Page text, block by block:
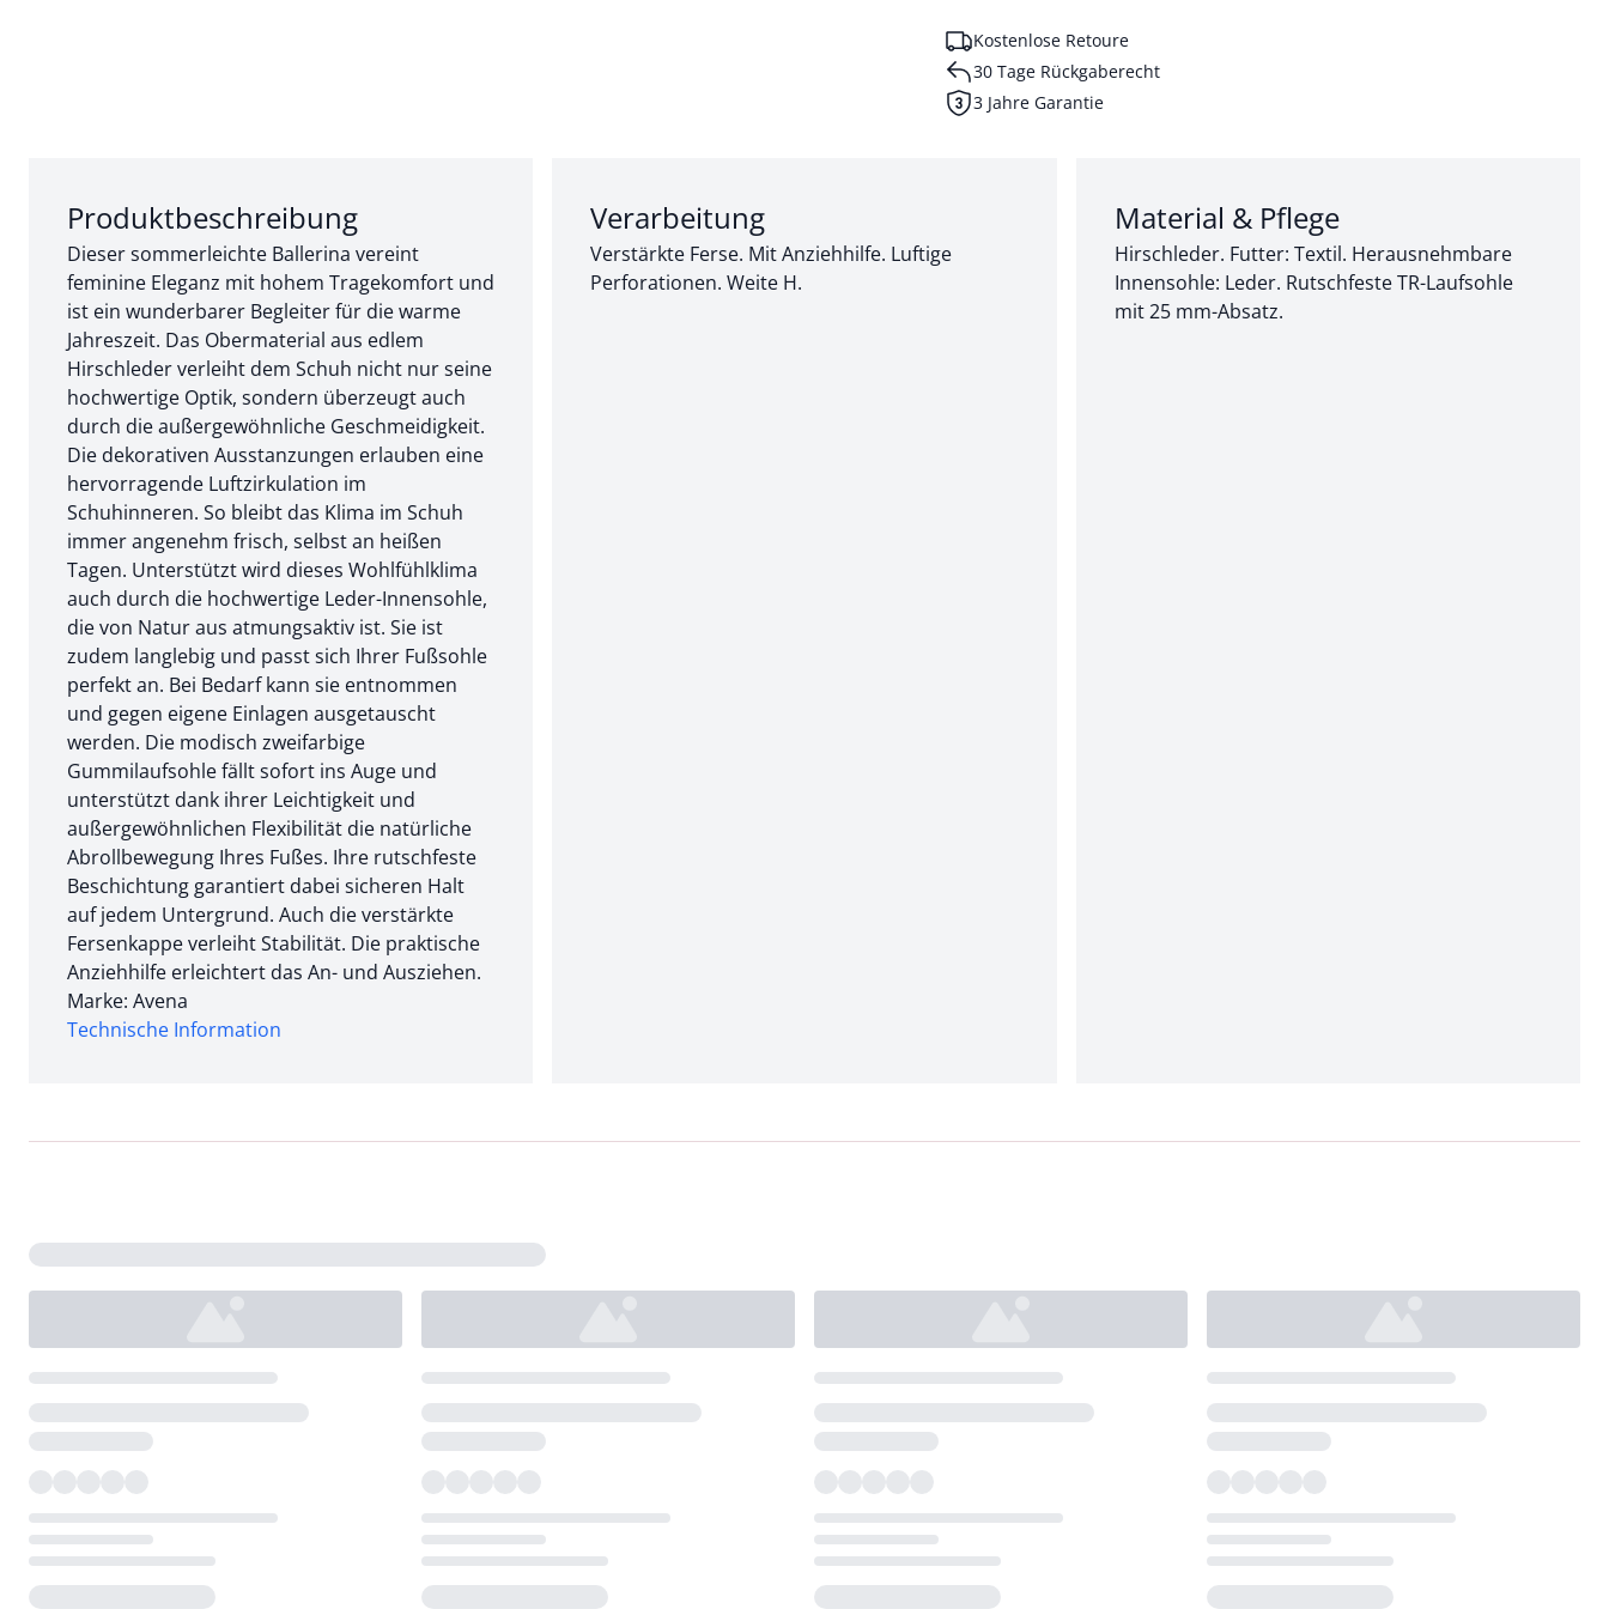
Kostenlose Retoure
30 Tage Rückgaberecht
3 Jahre Garantie
Abschnitt 1 von 3:
Produktbeschreibung
Dieser sommerleichte Ballerina vereint
feminine Eleganz mit hohem Tragekomfort und
ist ein wunderbarer Begleiter für die warme
Jahreszeit. Das Obermaterial aus edlem
Hirschleder verleiht dem Schuh nicht nur seine
hochwertige Optik, sondern überzeugt auch
durch die außergewöhnliche Geschmeidigkeit.
Die dekorativen Ausstanzungen erlauben eine
hervorragende Luftzirkulation im
Schuhinneren. So bleibt das Klima im Schuh
immer angenehm frisch, selbst an heißen
Tagen. Unterstützt wird dieses Wohlfühlklima
auch durch die hochwertige Leder-Innensohle,
die von Natur aus atmungsaktiv ist. Sie ist
zudem langlebig und passt sich Ihrer Fußsohle
perfekt an. Bei Bedarf kann sie entnommen
und gegen eigene Einlagen ausgetauscht
werden. Die modisch zweifarbige
Gummilaufsohle fällt sofort ins Auge und
unterstützt dank ihrer Leichtigkeit und
außergewöhnlichen Flexibilität die natürliche
Abrollbewegung Ihres Fußes. Ihre rutschfeste
Beschichtung garantiert dabei sicheren Halt
auf jedem Untergrund. Auch die verstärkte
Fersenkappe verleiht Stabilität. Die praktische
Anziehhilfe erleichtert das An- und Ausziehen.
Marke: Avena
Technische Information
Abschnitt 2 von 3:
Verarbeitung
Verstärkte Ferse. Mit Anziehhilfe. Luftige
Perforationen. Weite H.
Abschnitt 3 von 3:
Material & Pflege
Hirschleder. Futter: Textil. Herausnehmbare
Innensohle: Leder. Rutschfeste TR-Laufsohle
mit 25 mm-Absatz.